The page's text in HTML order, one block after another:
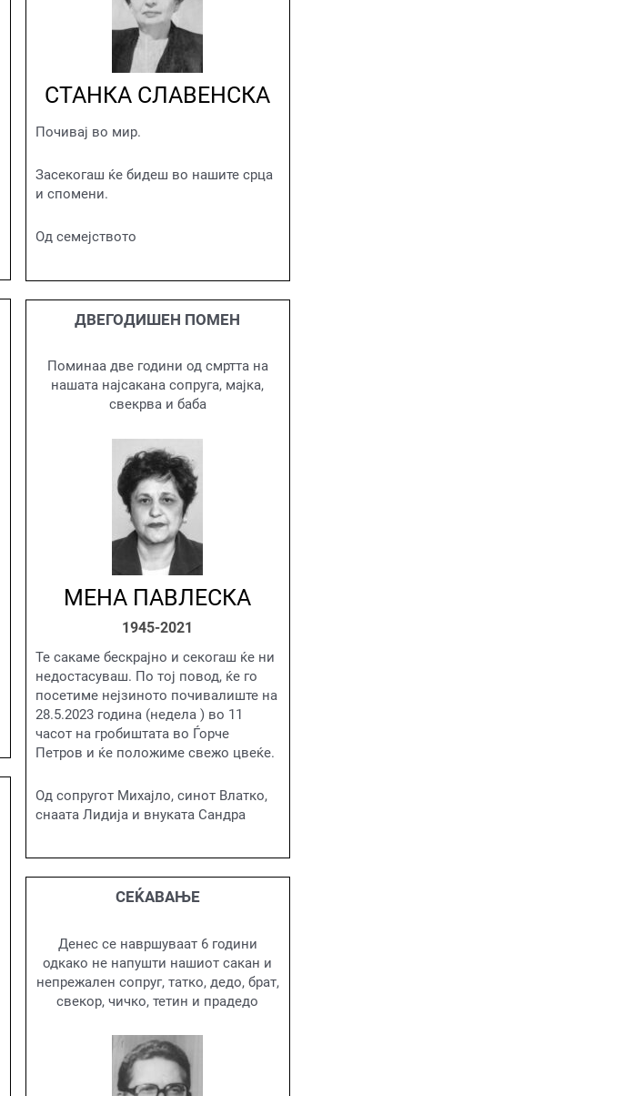
СТАНКА СЛАВЕНСКА
Почивај во мир.
Засекогаш ќе бидеш во нашите срца
и спомени.
Од семејството
ДВЕГОДИШЕН ПОМЕН
Поминаа две години од смртта на
нашата најсакана сопруга, мајка,
свекрва и баба
МЕНА ПАВЛЕСКА
1945-2021
Те сакаме бескрајно и секогаш ќе ни
недостасуваш. По тој повод, ќе го
посетиме нејзиното почивалиште на
28.5.2023 година (недела ) во 11
часот на гробиштата во Ѓорче
Петров и ќе положиме свежо цвеќе.
Од сопругот Михајло, синот Влатко,
снаата Лидија и внуката Сандра
СЕЌАВАЊЕ
Денес се навршуваат 6 години
одкако не напушти нашиот сакан и
непрежален сопруг, татко, дедо, брат,
свекор, чичко, тетин и прадедо